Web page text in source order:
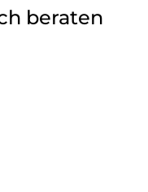
beraten